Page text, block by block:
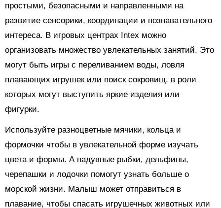
простыми, безопасными и направленными на
развитие сенсорики, координации и познавательного
интереса. В игровых центрах Intex можно
организовать множество увлекательных занятий. Это
могут быть игры с переливанием воды, ловля
плавающих игрушек или поиск сокровищ, в роли
которых могут выступить яркие изделия или
фигурки.
Используйте разноцветные мячики, кольца и
формочки чтобы в увлекательной форме изучать
цвета и формы. А надувные рыбки, дельфины,
черепашки и лодочки помогут узнать больше о
морской жизни. Малыш может отправиться в
плавание, чтобы спасать игрушечных животных или